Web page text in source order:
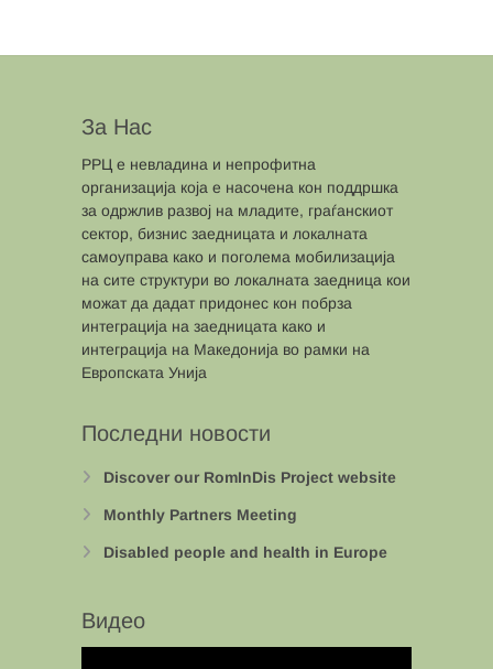
За Нас
РРЦ е невладина и непрофитна
организација која е насочена кон поддршка
за одржлив развој на младите, граѓанскиот
сектор, бизнис заедницата и локалната
самоуправа како и поголема мобилизација
на сите структури во локалната заедница кои
можат да дадат придонес кон побрза
интеграција на заедницата како и
интеграција на Македонија во рамки на
Европската Унија
Последни новости
Discover our RomInDis Project website
Monthly Partners Meeting
Disabled people and health in Europe
Видео